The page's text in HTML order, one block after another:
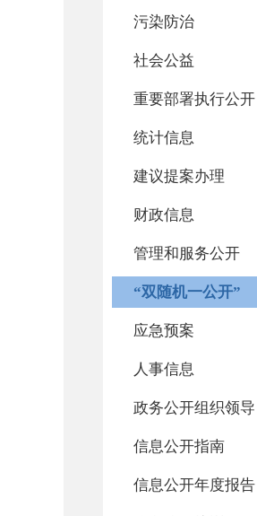
污染防治
社会公益
重要部署执行公开
统计信息
建议提案办理
财政信息
管理和服务公开
“双随机一公开”
应急预案
人事信息
政务公开组织领导
信息公开指南
信息公开年度报告